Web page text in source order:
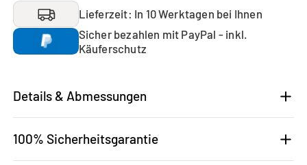
Lieferzeit: In 10 Werktagen bei Ihnen
Sicher bezahlen mit PayPal - inkl.
Käuferschutz
Details & Abmessungen
100% Sicherheitsgarantie